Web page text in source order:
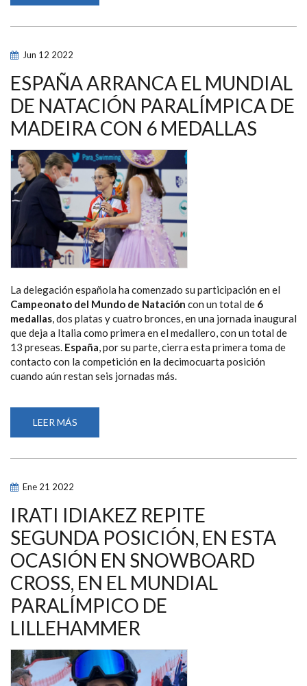
SUBCAMPEONES
MUNDO
PARA
ESPAÑA
LA
SEGUNDA
JORNADA
DEL
DE
NATACIÓN
PARALÍMPICA
Jun 12 2022
ESPAÑA ARRANCA EL MUNDIAL
DE NATACIÓN PARALÍMPICA DE
MADEIRA CON 6 MEDALLAS
La delegación española ha comenzado su participación en el
Campeonato del Mundo de Natación con un total de 6
medallas, dos platas y cuatro bronces, en una jornada inaugural
que deja a Italia como primera en el medallero, con un total de
13 preseas. España, por su parte, cierra esta primera toma de
contacto con la competición en la decimocuarta posición
cuando aún restan seis jornadas más.
LEER MÁS
ARRANCA
MUNDIAL
MADEIRA
CON
6
MEDALLAS
Ene 21 2022
IRATI IDIAKEZ REPITE
SEGUNDA POSICIÓN, EN ESTA
OCASIÓN EN SNOWBOARD
CROSS, EN EL MUNDIAL
PARALÍMPICO DE
LILLEHAMMER